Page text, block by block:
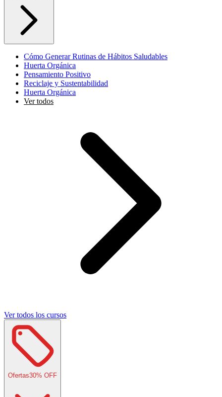
Cómo Generar Rutinas de Hábitos Saludables
Huerta Orgánica
Pensamiento Positivo
Reciclaje y Sustentabilidad
Huerta Orgánica
Ver todos
Ver todos los cursos
Ofertas30% OFF